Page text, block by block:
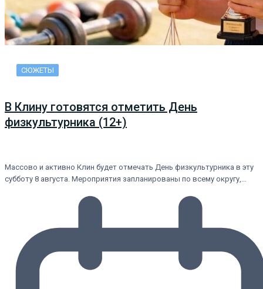
СЮЖЕТЫ
В Клину готовятся отметить День
физкультурника (12+)
Массово и активно Клин будет отмечать День физкультурника в эту
субботу 8 августа. Мероприятия запланированы по всему округу,…